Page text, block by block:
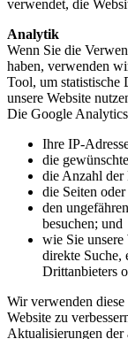
verwendet, die
Analytik
Wenn Sie die
haben, verwenden
Tool, um statistische
unsere Website
Die Google
Ihre IP-
die
die Anzahl der
die Seiten
den
besuchen; und
wie Sie unsere
direkte Suche,
Drittanbieters
Wir verwenden diese
Website zu
Aktualisierungen der